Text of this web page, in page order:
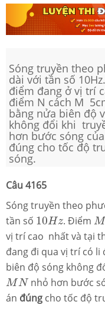
Sóng truyền theo
dài với tần số
điểm đang ở vị trí
điểm N cách M
bằng nửa biên độ
không đổi khi
hơn bước sóng
đúng cho tốc độ
sóng.
Câu 4165
Sóng truyền theo
tần số 10Hz
10Hz. ĐiểmM
M
vị trí cao nhất và tại
đang đi qua vị trí có li
biên độ sóng không
MN
MN nhỏ hơn bước
án đúng cho tốc độ